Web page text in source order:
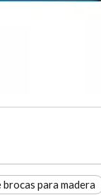
brocas para madera